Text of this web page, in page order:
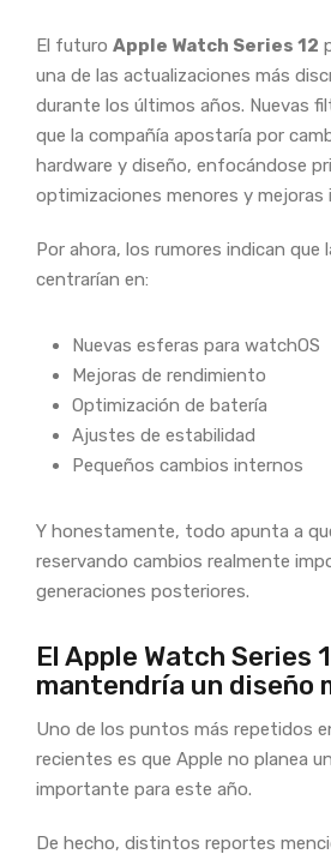
El futuro Apple Watch Series 12
una de las actualizaciones más
durante los últimos años. Nuevas
que la compañía apostaría por
hardware y diseño, enfocándose
optimizaciones menores y mejoras
Por ahora, los rumores indican que
centrarían en:
Nuevas esferas para watchOS
Mejoras de rendimiento
Optimización de batería
Ajustes de estabilidad
Pequeños cambios internos
Y honestamente, todo apunta a
reservando cambios realmente
generaciones posteriores.
El Apple Watch Series
mantendría un diseño
Uno de los puntos más repetidos
recientes es que Apple no planea
importante para este año.
De hecho, distintos reportes